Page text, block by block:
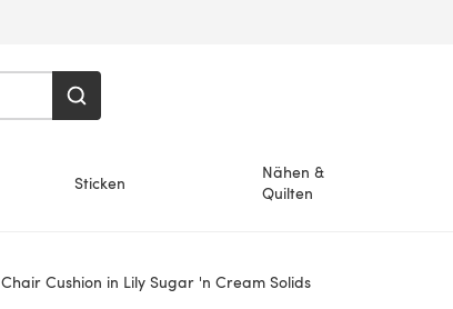
Sticken
Nähen &
Quilten
Chair Cushion in Lily Sugar 'n Cream Solids